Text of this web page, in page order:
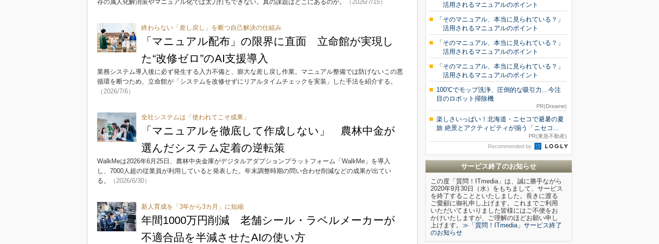
存の属人化解消策やマニュアル化では太刀打ちできない。真の課題はどこにあるのか。
（2026/7/15）
終わらない「差し戻し」を断つ自己解決の仕組み
「マニュアル配布」の限界に直面 立命館が実現し
た“改修ゼロ”のAI支援導入
業務システム導入後に必ず発生する入力不備と、膨大な差し戻し作業。マニュアル整備では防げないこの悪
循環を断つため、立命館が「システムを改修せずにリアルタイムチェックを実装」した手法を紹介する。
（2026/7/6）
全社システムは「使われてこそ成果」
「マニュアルを徹底して作成しない」 農林中金が
選んだシステム定着の逆転策
WalkMeは2026年6月25日、農林中央金庫がデジタルアダプションプラットフォーム「WalkMe」を導入
し、7000人超の従業員が利用していると発表した。年末調整時期の問い合わせ削減などの成果が出てい
る。
（2026/6/30）
新人育成を「3年から3カ月」に短縮
年間1000万円削減 老舗シール・ラベルメーカーが
不適合品を半減させたAIの使い方
活用されるマニュアルのポイント
「そのマニュアル、本当に見られている？」
活用されるマニュアルのポイント
「そのマニュアル、本当に見られている？」
活用されるマニュアルのポイント
「そのマニュアル、本当に見られている？」
活用されるマニュアルのポイント
100℃でモップ洗浄、圧倒的な吸引力…今注
目のロボット掃除機
PR(Dreame)
楽しさいっぱい！北海道・ニセコで避暑の夏
旅 絶景とアクティビティが揃う「ニセコ...
PR(東急不動産)
Recommended by
サービス終了のお知らせ
この度「質問！ITmedia」は、誠に勝手ながら
2020年9月30日（水）をもちまして、サービス
を終了することといたしました。長きに渡る
ご愛顧に御礼申し上げます。これまでご利用
いただいてまいりました皆様にはご不便をお
かけいたしますが、ご理解のほどお願い申し
上げます。 ≫「質問！ITmedia」サービス終了
のお知らせ